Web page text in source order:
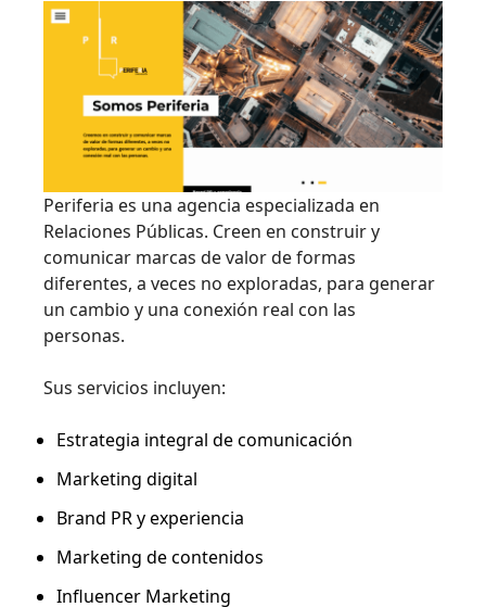
Periferia es una agencia especializada en
Relaciones Públicas. Creen en construir y
comunicar marcas de valor de formas
diferentes, a veces no exploradas, para generar
un cambio y una conexión real con las
personas.
Sus servicios incluyen:
Estrategia integral de comunicación
Marketing digital
Brand PR y experiencia
Marketing de contenidos
Influencer Marketing